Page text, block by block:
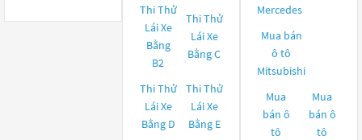
Thi Thử
Lái Xe
Bằng
B2
Thi Thử
Lái Xe
Bằng C
Thi Thử
Lái Xe
Bằng D
Thi Thử
Lái Xe
Bằng E
Mercedes
Mua bán
ô tô
Mitsubishi
Mua
bán ô
tô
Mua
bán ô
tô